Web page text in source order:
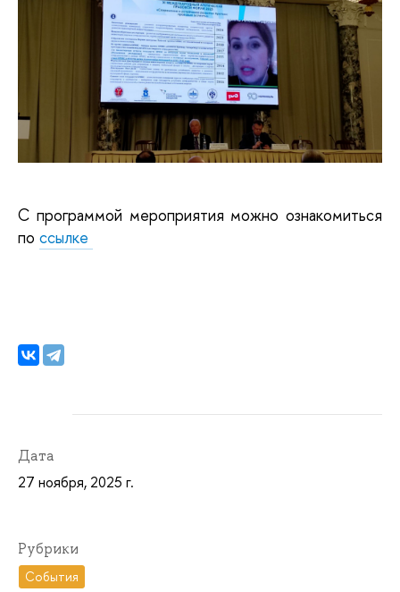
С программой мероприятия можно ознакомиться
по ссылке
Дата
27 ноября, 2025 г.
Рубрики
События